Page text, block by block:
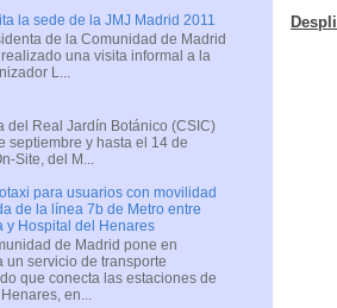
la sede de la JMJ Madrid 2011
de la Comunidad de Madrid
una visita informal a la
L...
del Real Jardín Botánico (CSIC)
septiembre y hasta el 14 de
Site, del M...
para usuarios con movilidad
de la línea 7b de Metro entre
y Hospital del Henares
de Madrid pone en
un servicio de transporte
que conecta las estaciones de
en...